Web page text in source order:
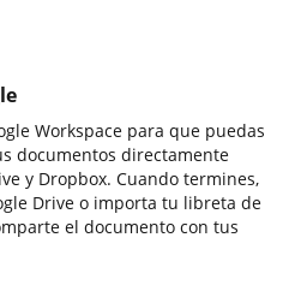
Workspace para que puedas
documentos directamente
y Dropbox. Cuando termines,
Drive o importa tu libreta de
el documento con tus